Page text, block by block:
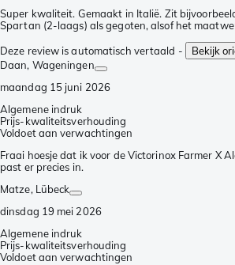
Super kwaliteit. Gemaakt in Italië. Zit
Spartan (2-laags) als gegoten, alsof het
Deze review is automatisch vertaald -
Bekijk
Daan, Wageningen
maandag 15 juni 2026
Algemene indruk
Prijs-kwaliteitsverhouding
Voldoet aan verwachtingen
Fraai hoesje dat ik voor de Victorinox Farmer X
past er precies in.
Matze, Lübeck
dinsdag 19 mei 2026
Algemene indruk
Prijs-kwaliteitsverhouding
Voldoet aan verwachtingen